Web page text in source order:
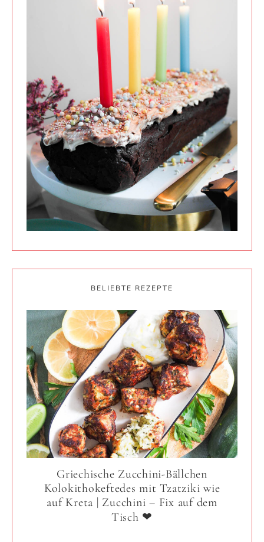
BELIEBTE REZEPTE
Griechische Zucchini-Bällchen
Kolokithokeftedes mit Tzatziki wie
auf Kreta | Zucchini – Fix auf dem
Tisch ❤